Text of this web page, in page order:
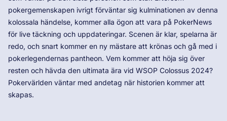
pokergemenskapen ivrigt förväntar sig kulminationen av denna
kolossala händelse, kommer alla ögon att vara på PokerNews
för live täckning och uppdateringar. Scenen är klar, spelarna är
redo, och snart kommer en ny mästare att krönas och gå med i
pokerlegendernas pantheon. Vem kommer att höja sig över
resten och hävda den ultimata ära vid WSOP Colossus 2024?
Pokervärlden väntar med andetag när historien kommer att
skapas.